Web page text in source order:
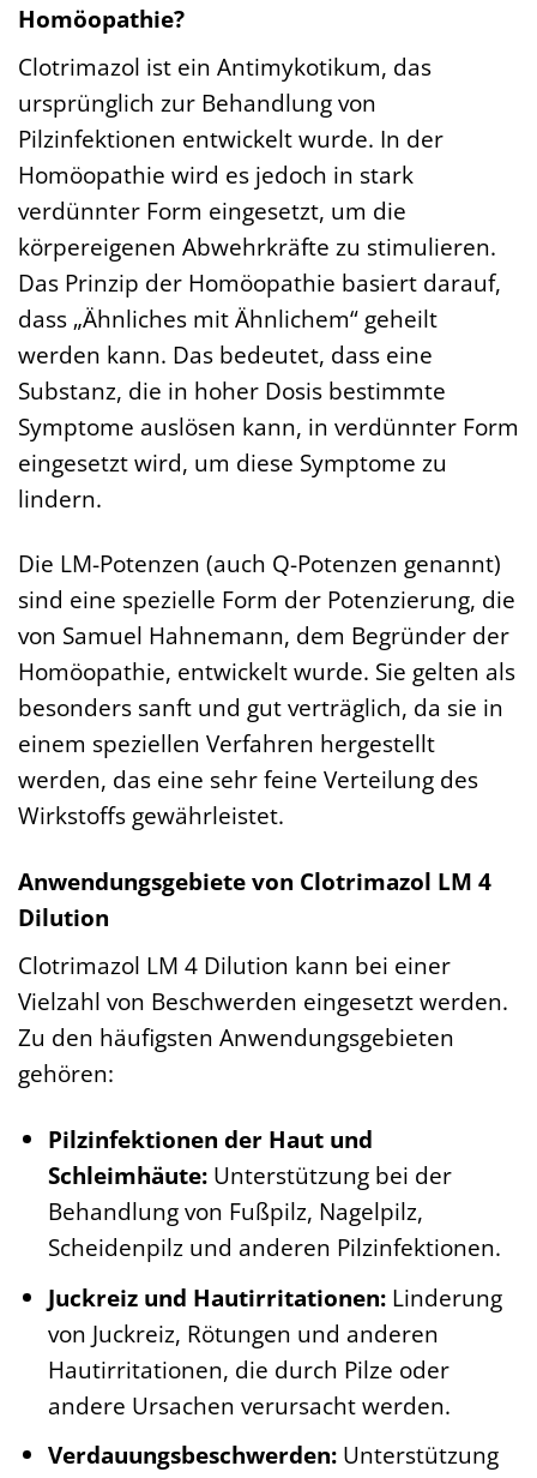
Homöopathie?
Clotrimazol ist ein Antimykotikum, das
ursprünglich zur Behandlung von
Pilzinfektionen entwickelt wurde. In der
Homöopathie wird es jedoch in stark
verdünnter Form eingesetzt, um die
körpereigenen Abwehrkräfte zu stimulieren.
Das Prinzip der Homöopathie basiert darauf,
dass „Ähnliches mit Ähnlichem“ geheilt
werden kann. Das bedeutet, dass eine
Substanz, die in hoher Dosis bestimmte
Symptome auslösen kann, in verdünnter Form
eingesetzt wird, um diese Symptome zu
lindern.
Die LM-Potenzen (auch Q-Potenzen genannt)
sind eine spezielle Form der Potenzierung, die
von Samuel Hahnemann, dem Begründer der
Homöopathie, entwickelt wurde. Sie gelten als
besonders sanft und gut verträglich, da sie in
einem speziellen Verfahren hergestellt
werden, das eine sehr feine Verteilung des
Wirkstoffs gewährleistet.
Anwendungsgebiete von Clotrimazol LM 4
Dilution
Clotrimazol LM 4 Dilution kann bei einer
Vielzahl von Beschwerden eingesetzt werden.
Zu den häufigsten Anwendungsgebieten
gehören:
Pilzinfektionen der Haut und
Schleimhäute:Unterstützung bei der
Behandlung von Fußpilz, Nagelpilz,
Scheidenpilz und anderen Pilzinfektionen.
Juckreiz und Hautirritationen:Linderung
von Juckreiz, Rötungen und anderen
Hautirritationen, die durch Pilze oder
andere Ursachen verursacht werden.
Verdauungsbeschwerden:Unterstützung